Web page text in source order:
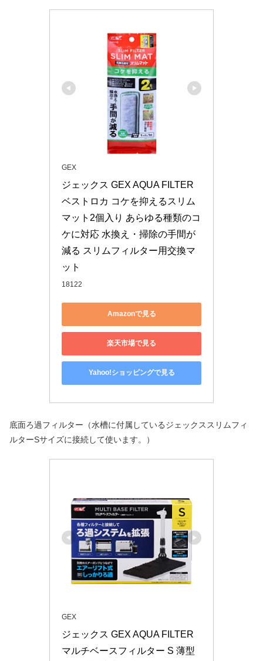
GEX
ジェックス GEX AQUA FILTER
ベストロカ コケを抑えるスリム
マット2個入り あらゆる種類のコ
ケに対応 水換え・掃除の手間が
減る スリムフィルター用交換マ
ット
18122
Amazonで見る
楽天市場で見る
Yahoo!ショッピングで見る
底面ろ過フィルター（水槽に付属しているジェックススリムフィ
ルターSサイズに接続して使います。）
GEX
ジェックス GEX AQUA FILTER
マルチベースフィルター S 薄型